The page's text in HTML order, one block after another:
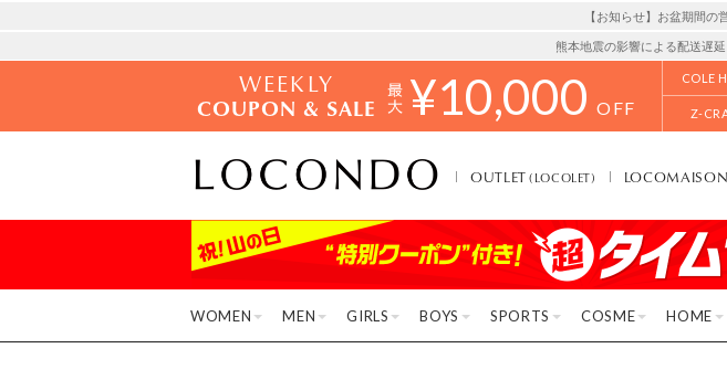
【お知らせ】お盆期間の
熊本地震の影響による配送遅延
WEEKLY
COUPON & SALE ¥10,000 OFF
COLE
Z-
OUTLET(LOCOLET) LOCOMAISON
WOMEN MEN GIRLS BOYS SPORTS COSME HOME